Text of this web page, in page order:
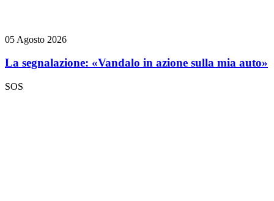
05 Agosto 2026
La segnalazione: «Vandalo in azione sulla mia auto»
SOS